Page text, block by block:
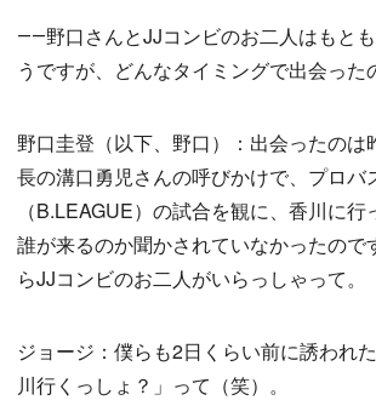
――野口さんとJJコンビのお二人はもと
うですが、どんなタイミングで出会った
野口圭登（以下、野口）：出会ったのは
長の溝口勇児さんの呼びかけで、プロバ
（B.LEAGUE）の試合を観に、香川に行
誰が来るのか聞かされていなかったので
らJJコンビのお二人がいらっしゃって。
ジョージ：僕らも2日くらい前に誘われ
川行くっしょ？」って（笑）。